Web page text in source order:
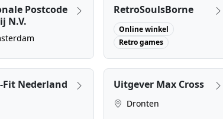
Postcode
N.V.
RetroSoulsBorne
Online winkel
Retro games
Fit Nederland
Uitgever Max Cross
Dronten